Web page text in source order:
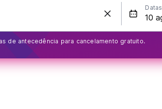
Datas
de antecedência para cancelamento gratuito.